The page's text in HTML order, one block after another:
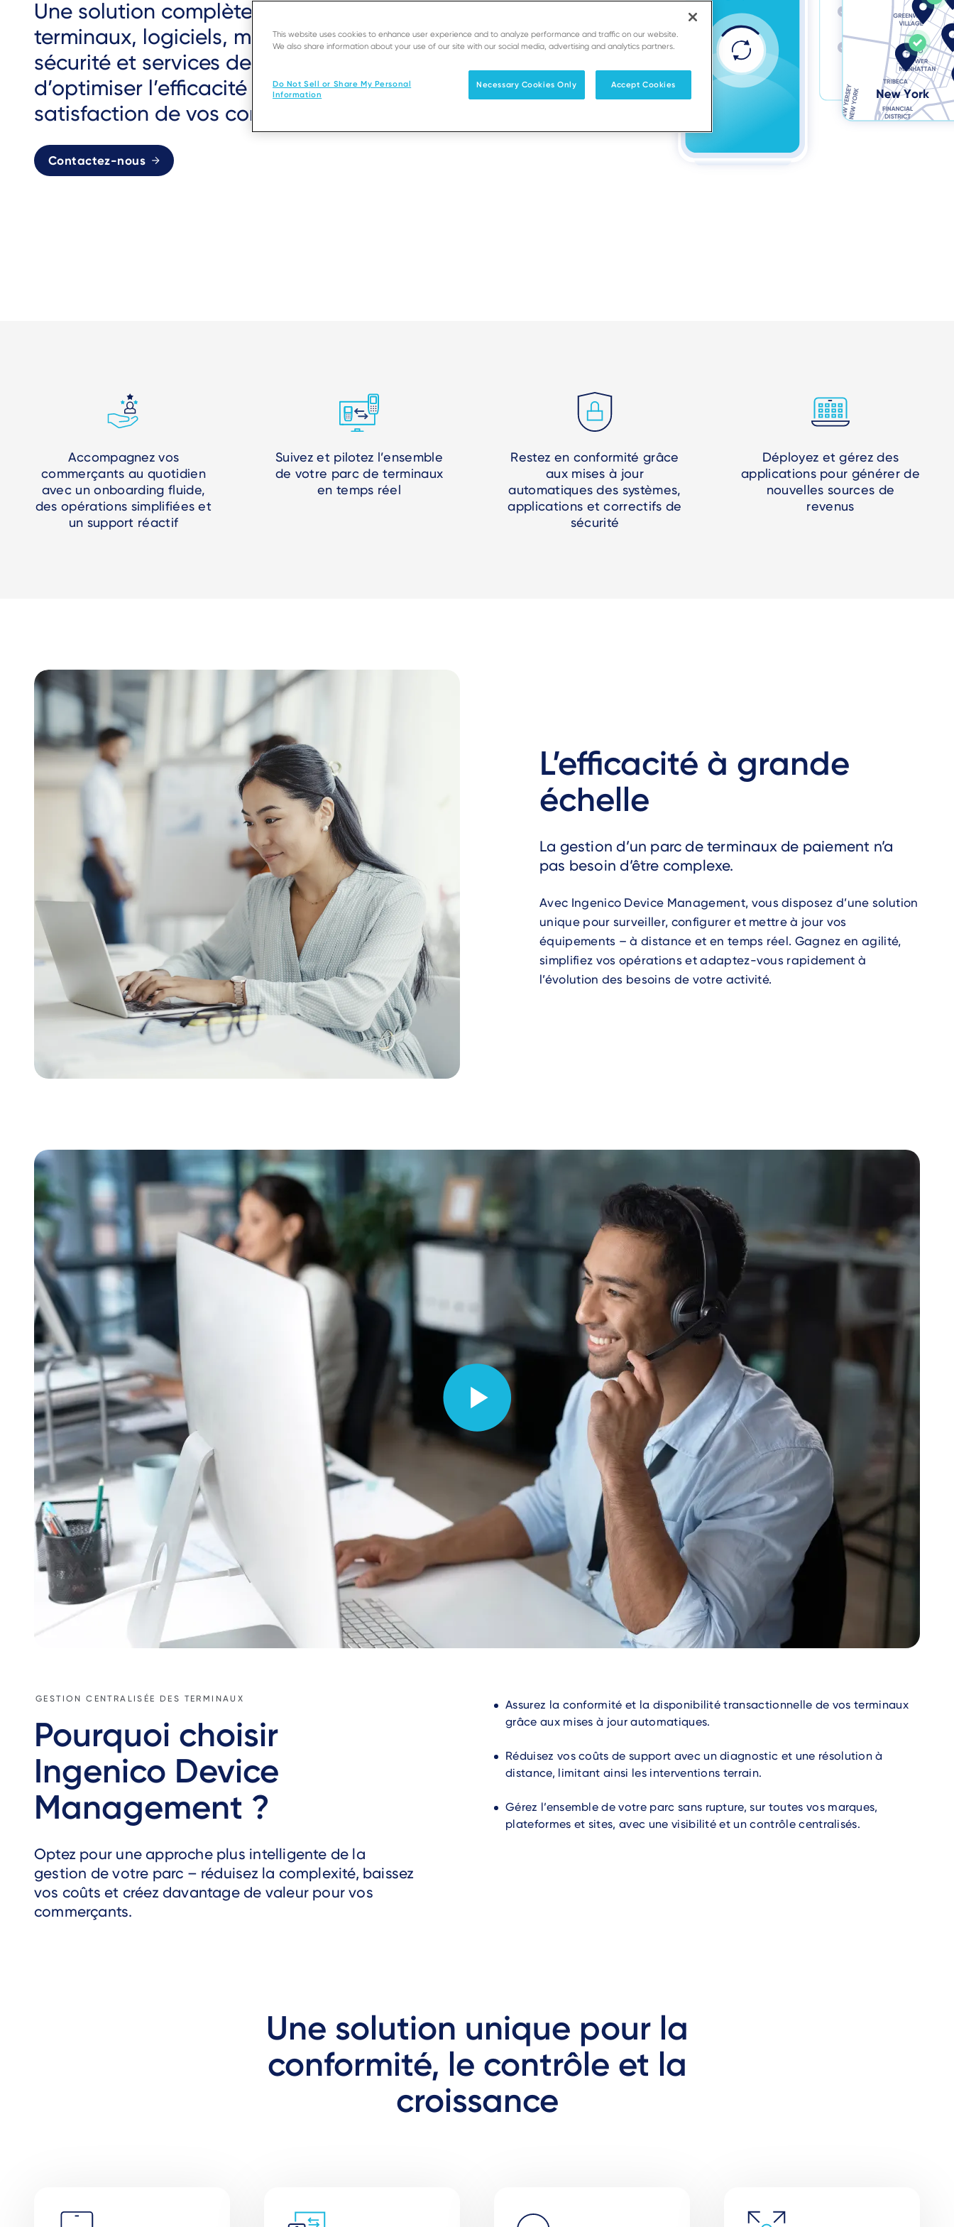
Une solution complète pour gérer vos
terminaux, logiciels, mises à jour de
sécurité et services de support, afin
d’optimiser l’efficacité et de garantir la
satisfaction de vos commerçants.
Contactez-nous
Accompagnez vos
commerçants au quotidien
avec un onboarding fluide,
des opérations simplifiées et
un support réactif
Suivez et pilotez l’ensemble
de votre parc de terminaux
en temps réel
Restez en conformité grâce
aux mises à jour
automatiques des systèmes,
applications et correctifs de
sécurité
Déployez et gérez des
applications pour générer de
nouvelles sources de
revenus
L’efficacité à grande
échelle
La gestion d’un parc de terminaux de paiement n’a
pas besoin d’être complexe.
Avec Ingenico Device Management, vous disposez d’une solution
unique pour surveiller, configurer et mettre à jour vos
équipements – à distance et en temps réel. Gagnez en agilité,
simplifiez vos opérations et adaptez-vous rapidement à
l’évolution des besoins de votre activité.
Video
GESTION CENTRALISÉE DES TERMINAUX
Pourquoi choisir
Ingenico Device
Management ?
Optez pour une approche plus intelligente de la
gestion de votre parc – réduisez la complexité, baissez
vos coûts et créez davantage de valeur pour vos
commerçants.
Assurez la conformité et la disponibilité transactionnelle de vos terminaux
grâce aux mises à jour automatiques.
Réduisez vos coûts de support avec un diagnostic et une résolution à
distance, limitant ainsi les interventions terrain.
Gérez l’ensemble de votre parc sans rupture, sur toutes vos marques,
plateformes et sites, avec une visibilité et un contrôle centralisés.
Une solution unique pour la
conformité, le contrôle et la
croissance
This website uses cookies to enhance user experience and to analyze performance and traffic on our website.
We also share information about your use of our site with our social media, advertising and analytics partners.
Do Not Sell or Share My Personal
Information
Necessary Cookies Only Accept Cookies